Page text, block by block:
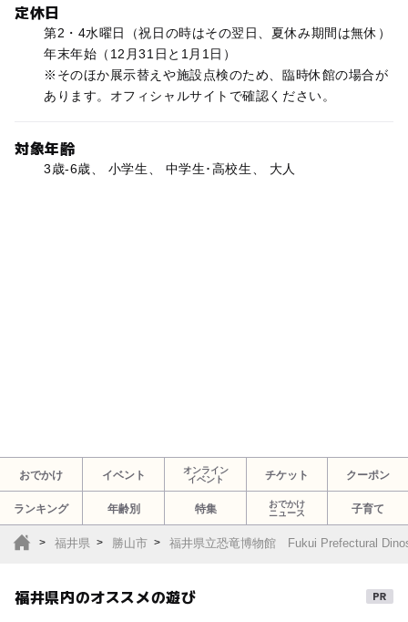
定休日
第2・4水曜日（祝日の時はその翌日、夏休み期間は無休）
年末年始（12月31日と1月1日）
※そのほか展示替えや施設点検のため、臨時休館の場合が
あります。オフィシャルサイトで確認ください。
対象年齢
3歳-6歳、 小学生、 中学生･高校生、 大人
おでかけ イベント
オンライン
イベント
チケット クーポン
ランキング 年齢別 特集
おでかけ
ニュース
子育て
福井県 勝山市 福井県立恐竜博物館 Fukui Prefectural
福井県内のオススメの遊び